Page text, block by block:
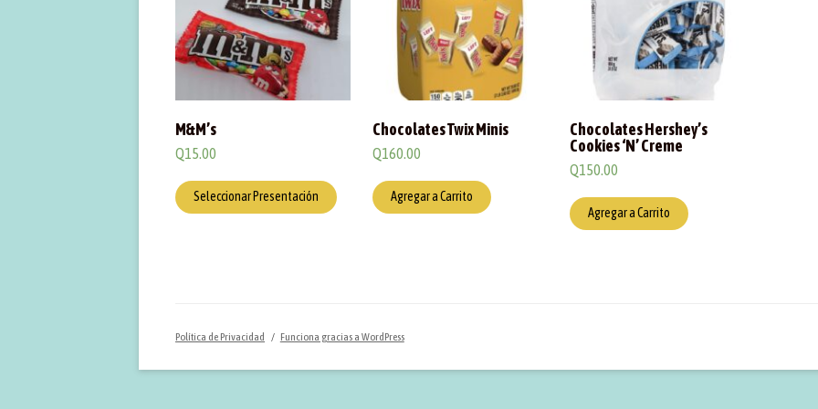
M&M’s
Q15.00
Seleccionar Presentación
Chocolates Twix Minis
Q160.00
Agregar a Carrito
Chocolates Hershey’s
Cookies ‘N’ Creme
Q150.00
Agregar a Carrito
Política de Privacidad Funciona gracias a WordPress